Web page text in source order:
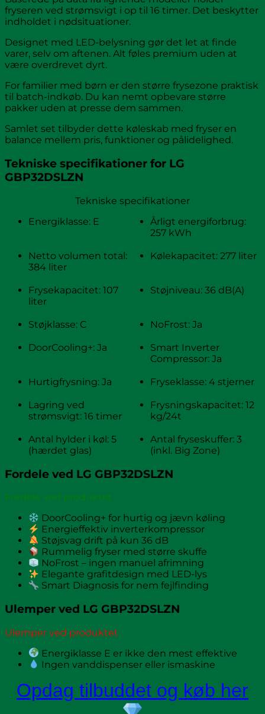
fryseren ved strømsvigt i op til 16 timer. Det beskytter
indholdet i nødsituationer.
Designet med LED-belysning gør det let at finde
varer, selv om aftenen. Alt føles premium uden at
være overdrevet dyrt.
For familier med børn er den større frysezone praktisk
til batch-indkøb. Du kan nemt opbevare større
pakker uden at presse dem sammen.
Samlet set tilbyder dette køleskab med fryser en
balance mellem pris, funktioner og pålidelighed.
Tekniske specifikationer for LG
GBP32DSLZN
Tekniske specifikationer
Energiklasse: E
Årligt energiforbrug:
257 kWh
Netto volumen total:
384 liter
Kølekapacitet: 277 liter
Frysekapacitet: 107
liter
Støjniveau: 36 dB(A)
Støjklasse: C NoFrost: Ja
DoorCooling+: Ja
Smart Inverter
Compressor: Ja
Hurtigfrysning: Ja Fryseklasse: 4 stjerner
Lagring ved
strømsvigt: 16 timer
Frysningskapacitet: 12
kg/24t
Antal hylder i køl: 5
(hærdet glas)
Antal fryseskuffer: 3
(inkl. Big Zone)
Fordele ved LG GBP32DSLZN
Fordele ved produktet
DoorCooling+ for hurtig og jævn køling
Energieffektiv inverterkompressor
Støjsvag drift på kun 36 dB
Rummelig fryser med større skuffe
NoFrost – ingen manuel afrimning
Elegante grafitdesign med LED-lys
Smart Diagnosis for nem fejlfinding
Ulemper ved LG GBP32DSLZN
Ulemper ved produktet
Energiklasse E er ikke den mest effektive
Ingen vanddispenser eller ismaskine
Opdag tilbuddet og køb her